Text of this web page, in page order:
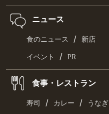
ニュース
食のニュース / 新店
イベント / PR
食事・レストラン
寿司 / カレー / うなぎ